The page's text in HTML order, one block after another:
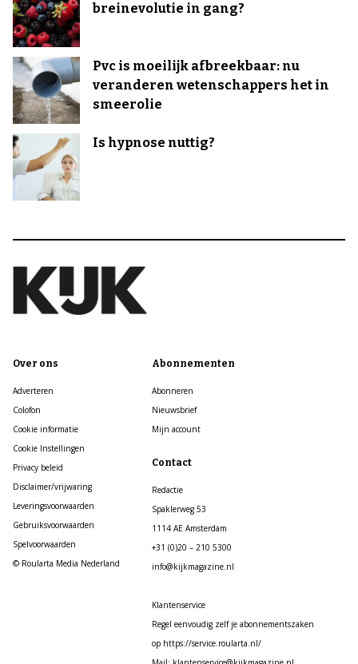
breinevolutie in gang?
Pvc is moeilijk afbreekbaar: nu
veranderen wetenschappers het in
smeerolie
Is hypnose nuttig?
Over ons
Adverteren
Colofon
Cookie informatie
Cookie Instellingen
Privacy beleid
Disclaimer/vrijwaring
Leveringsvoorwaarden
Gebruiksvoorwaarden
Spelvoorwaarden
© Roularta Media Nederland
Abonnementen
Abonneren
Nieuwsbrief
Mijn account
Contact
Redactie
Spaklerweg 53
1114 AE Amsterdam
+31 (0)20 – 210 5300
info@kijkmagazine.nl
Klantenservice
Regel eenvoudig zelf je abonnementszaken
op https://service.roularta.nl/